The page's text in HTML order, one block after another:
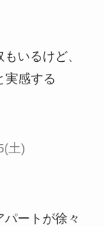
いるけど、
実感する
土)
ートが徐々